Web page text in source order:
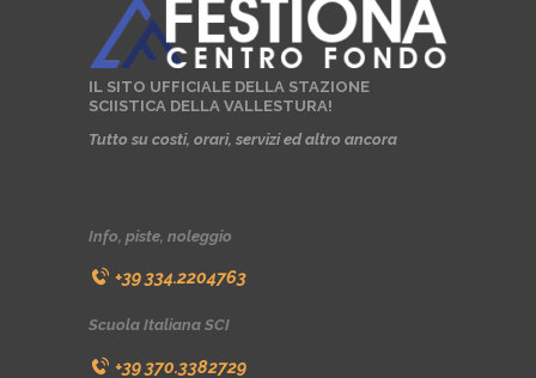
IL SITO UFFICIALE DELLA STAZIONE
SCIISTICA DELLA VALLESTURA!
Tutto su costi, orari, servizi ed altro ancora
Info, piste, noleggio
+39 334.2204763
Scuola Italiana SCI
+39 370.3382729